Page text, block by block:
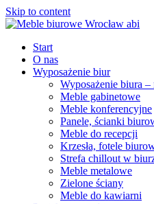
Skip to content
Start
O nas
Wyposażenie biur
Wyposażenie biura –
Meble gabinetowe
Meble konferencyjne
Panele, ścianki
Meble do recepcji
Krzesła, fotele
Strefa chillout w
Meble metalowe
Zielone ściany
Meble do kawiarni